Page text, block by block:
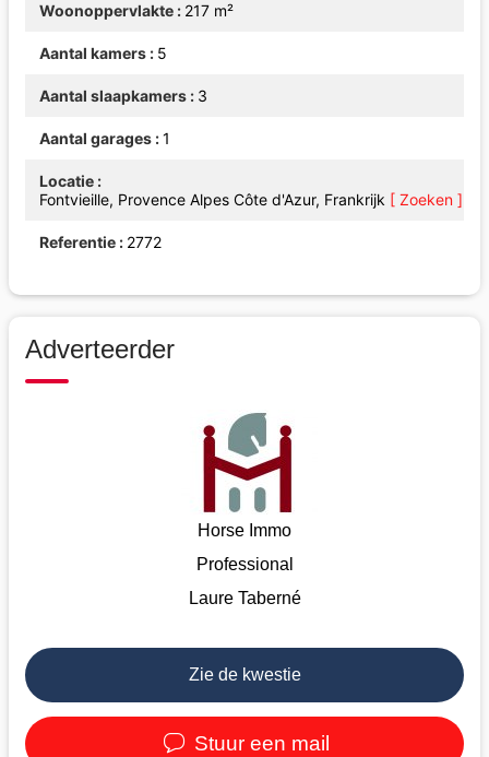
Woonoppervlakte 217 m²
Aantal kamers 5
Aantal slaapkamers 3
Aantal garages 1
Locatie
Fontvieille, Provence Alpes Côte d'Azur, Frankrijk [ Zoeken ]
Referentie 2772
Adverteerder
Horse Immo
Professional
Laure Taberné
Zie de kwestie
Stuur een mail